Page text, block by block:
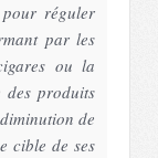
réguler
par les
ou la
produits
de
cible de ses